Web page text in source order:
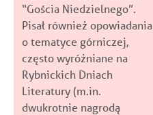
“Gościa Niedzielnego”.
Pisał również opowiadania
o tematyce górniczej,
często wyróżniane na
Rybnickich Dniach
Literatury (m.in.
dwukrotnie nagrodą